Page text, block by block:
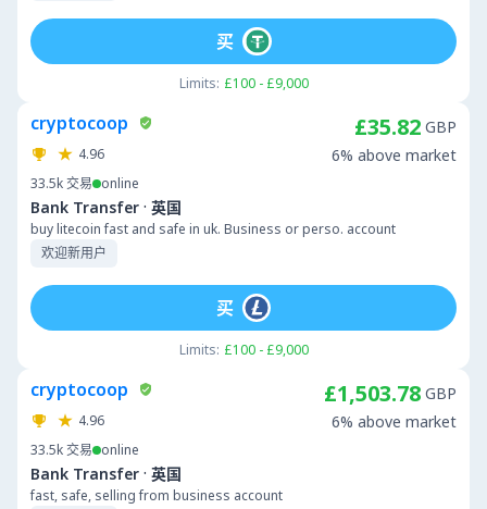
Limits: £100 - £9,000
买
cryptocoop
4.96
33.5k交易 online
Bank Transfer · 英国
buy litecoin fast and safe in uk. Business or perso. account
欢迎新用户
£35.82 GBP
6% above market
Limits: £100 - £9,000
买
cryptocoop
4.96
33.5k交易 online
Bank Transfer · 英国
fast, safe, selling from business account
£1,503.78 GBP
6% above market